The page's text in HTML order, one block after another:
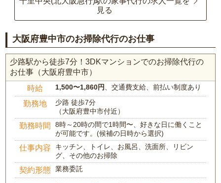
見る
大阪府豊中市のお掃除代行のお仕事
少路駅から徒歩7分！3DKマンションでのお掃除代行の
お仕事（大阪府豊中市）
時給 1,500〜1,860円 、交通費支給、前払い制度あり
勤務地
少路 徒歩7分
（大阪府豊中市付近）
勤務時間
8時～20時の間で1時間〜、好きな日に働くこと
が可能です。(候補の日時から選択)
仕事内容
キッチン、トイレ、お風呂、洗面所、リビン
グ、その他のお掃除
契約形態 業務委託